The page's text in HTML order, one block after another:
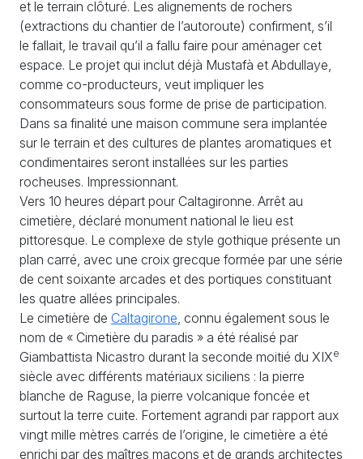
et le terrain clôturé. Les alignements de rochers
(extractions du chantier de l’autoroute) confirment, s’il
le fallait, le travail qu’il a fallu faire pour aménager cet
espace. Le projet qui inclut déjà Mustafà et Abdullaye,
comme co-producteurs, veut impliquer les
consommateurs sous forme de prise de participation.
Dans sa finalité une maison commune sera implantée
sur le terrain et des cultures de plantes aromatiques et
condimentaires seront installées sur les parties
rocheuses. Impressionnant.
Vers 10 heures départ pour Caltagironne. Arrêt au
cimetière, déclaré monument national le lieu est
pittoresque. Le complexe de style gothique présente un
plan carré, avec une croix grecque formée par une série
de cent soixante arcades et des portiques constituant
les quatre allées principales.
Le cimetière de Caltagirone , connu également sous le
nom de « Cimetière du paradis » a été réalisé par
Giambattista Nicastro durant la seconde moitié du XIXe
siècle avec différents matériaux siciliens : la pierre
blanche de Raguse, la pierre volcanique foncée et
surtout la terre cuite. Fortement agrandi par rapport aux
vingt mille mètres carrés de l’origine, le cimetière a été
enrichi par des maîtres maçons et de grands architectes